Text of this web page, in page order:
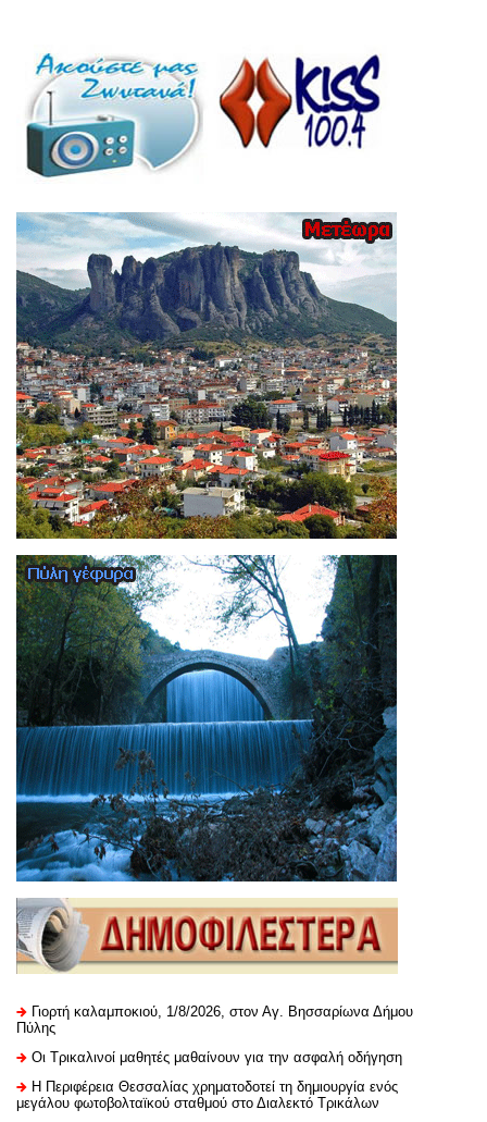
Γιορτή καλαμποκιού, 1/8/2026, στον Αγ. Βησσαρίωνα Δήμου
Πύλης
Οι Τρικαλινοί μαθητές μαθαίνουν για την ασφαλή οδήγηση
H Περιφέρεια Θεσσαλίας χρηματοδοτεί τη δημιουργία ενός
μεγάλου φωτοβολταϊκού σταθμού στο Διαλεκτό Τρικάλων